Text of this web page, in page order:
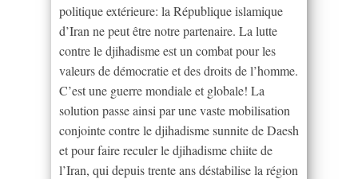
politique extérieure: la République islamique
d’Iran ne peut être notre partenaire. La lutte
contre le djihadisme est un combat pour les
valeurs de démocratie et des droits de l’homme.
C’est une guerre mondiale et globale! La
solution passe ainsi par une vaste mobilisation
conjointe contre le djihadisme sunnite de Daesh
et pour faire reculer le djihadisme chiite de
l’Iran, qui depuis trente ans déstabilise la région